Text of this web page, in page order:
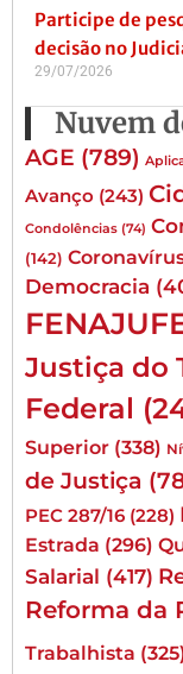
Participe de
decisão no
29/07/2026
Nuvem
AGE (789)
Avanço (243)
Condolências (74)
(142)
Democracia
Justiça do
Federal
Superior (338)
de Justiça
PEC 287/16 (228)
Estrada (296)
Salarial (417)
Reforma da
Trabalhista